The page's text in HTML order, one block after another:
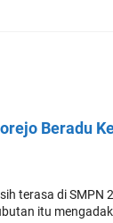
Beradu
terasa di SMPN
itu